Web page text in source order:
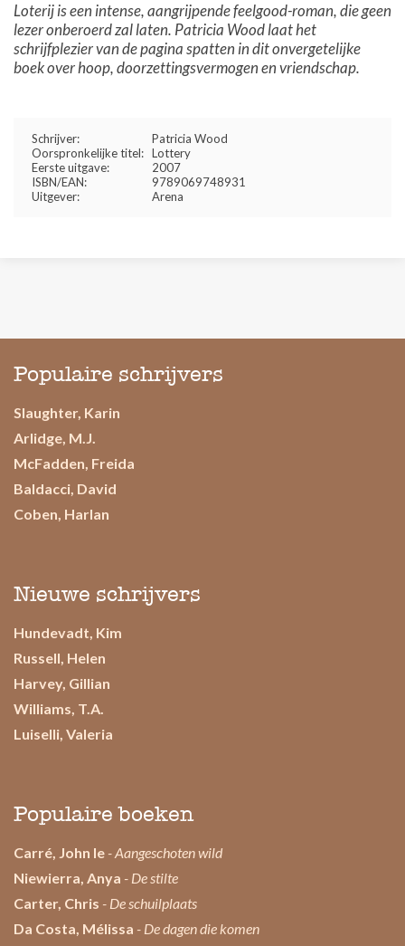
Loterij is een intense, aangrijpende feelgood-roman, die geen
lezer onberoerd zal laten. Patricia Wood laat het
schrijfplezier van de pagina spatten in dit onvergetelijke
boek over hoop, doorzettingsvermogen en vriendschap.
Schrijver:
Patricia Wood
Oorspronkelijke titel: Lottery
Eerste uitgave:
2007
ISBN/EAN:
9789069748931
Uitgever:
Arena
Populaire schrijvers
Slaughter, Karin
Arlidge, M.J.
McFadden, Freida
Baldacci, David
Coben, Harlan
Nieuwe schrijvers
Hundevadt, Kim
Russell, Helen
Harvey, Gillian
Williams, T.A.
Luiselli, Valeria
Populaire boeken
Carré, John le - Aangeschoten wild
Niewierra, Anya - De stilte
Carter, Chris - De schuilplaats
Da Costa, Mélissa - De dagen die komen